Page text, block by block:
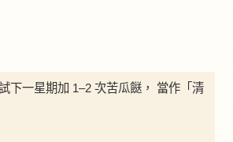
下一星期加 1–2 次苦瓜餸， 當作「清